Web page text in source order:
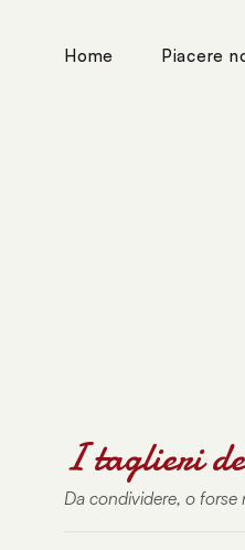
Home Piacere
I taglieri
Da condividere, o forse